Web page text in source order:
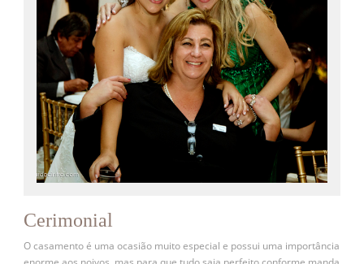
Cerimonial
O casamento é uma ocasião muito especial e possui uma importância